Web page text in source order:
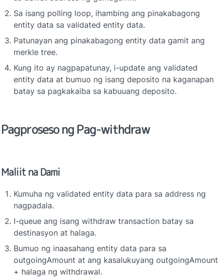
Sa isang polling loop, ihambing ang pinakabagong
entity data sa validated entity data.
Patunayan ang pinakabagong entity data gamit ang
merkle tree.
Kung ito ay nagpapatunay, i-update ang validated
entity data at bumuo ng isang deposito na kaganapan
batay sa pagkakaiba sa kabuuang deposito.
Pagproseso ng Pag-withdraw
Maliit na Dami
Kumuha ng validated entity data para sa address ng
nagpadala.
I-queue ang isang withdraw transaction batay sa
destinasyon at halaga.
Bumuo ng inaasahang entity data para sa
outgoingAmount at ang kasalukuyang outgoingAmount
+ halaga ng withdrawal.